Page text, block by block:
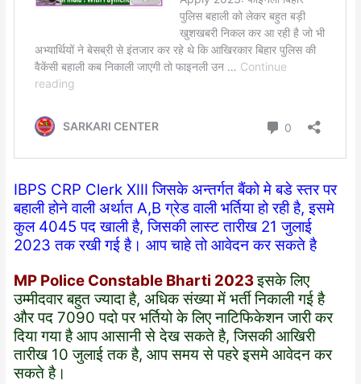
IBPS CRP Clerk XIII जिसके अन्तर्गत बैंको मे बडे स्तर पर
बहाली होने वाली अर्थात A,B ग्रेड वाली भर्तिया हो रही है, इसमे
कुल 4045 पद खाली है, जिसकी लास्ट तारीख 21 जुलाई
2023 तक रखी गई है। आप चाहे तो आवेदन कर सकते है
MP Police Constable Bharti 2023इसके लिए
उम्मीदवार बहुत ज्यादा है, अधिक संख्या में भर्ती निकाली गई है
और पद 7090 पदो पर भर्तियो के लिए नाटिफिकेशन जारी कर
दिया गया है आप आसानी से देख सकते है, जिसकी आखिरी
तारीख 10 जुलाई तक है, आप समय से पहरे इसमे आवेदन कर
सकते है।